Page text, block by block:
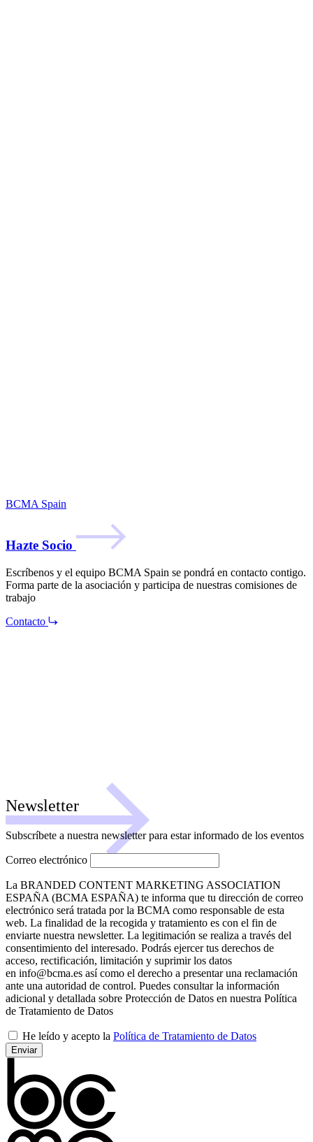
BCMA Spain
Hazte Socio
Escríbenos y el equipo BCMA Spain se pondrá en contacto contigo.
Forma parte de la asociación y participa de nuestras comisiones de
trabajo
Contacto
Newsletter
Subscríbete a nuestra newsletter para estar informado de los eventos
Correo electrónico
La BRANDED CONTENT MARKETING ASSOCIATION
ESPAÑA (BCMA ESPAÑA) te informa que tu dirección de correo
electrónico será tratada por la BCMA como responsable de esta
web. La finalidad de la recogida y tratamiento es con el fin de
enviarte nuestra newsletter. La legitimación se realiza a través del
consentimiento del interesado. Podrás ejercer tus derechos de
acceso, rectificación, limitación y suprimir los datos
en info@bcma.es así como el derecho a presentar una reclamación
ante una autoridad de control. Puedes consultar la información
adicional y detallada sobre Protección de Datos en nuestra Política
de Tratamiento de Datos
He leído y acepto la Política de Tratamiento de Datos